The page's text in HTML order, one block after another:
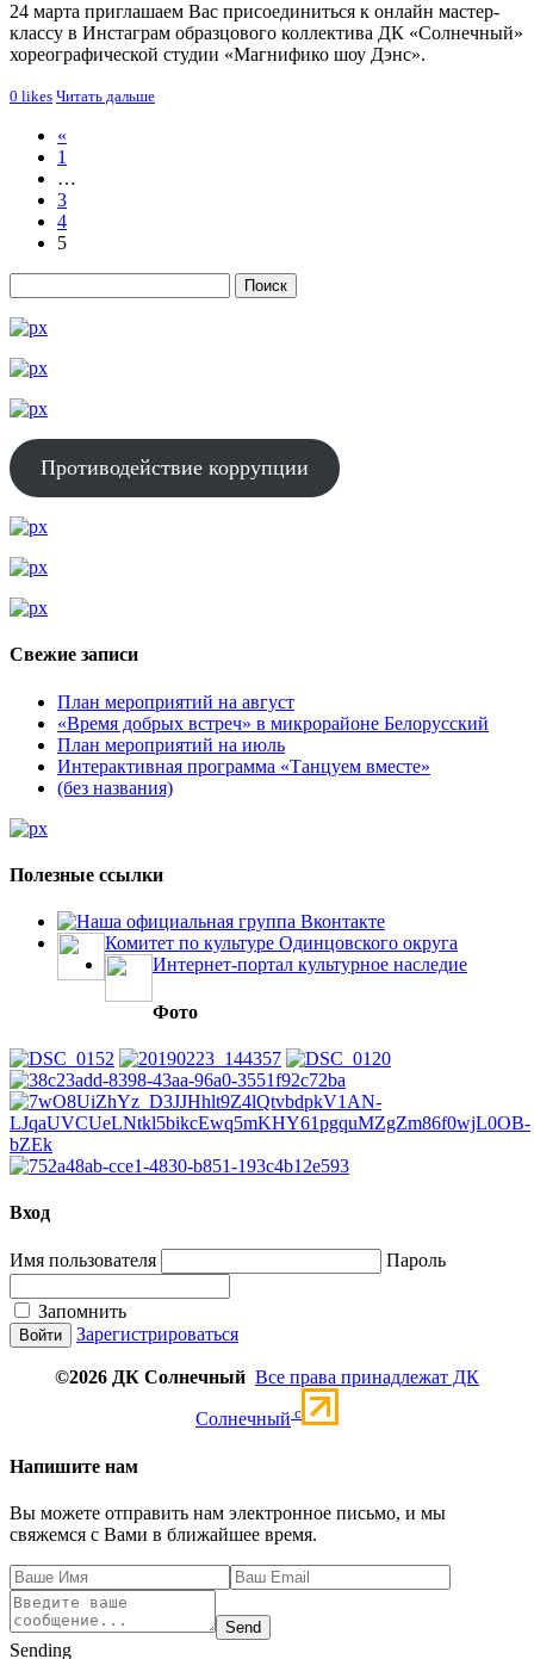
24 марта приглашаем Вас присоединиться к онлайн мастер-
классу в Инстаграм образцового коллектива ДК «Солнечный»
хореографической студии «Магнифико шоу Дэнс».
0 likes Читать дальше
«
1
…
3
4
5
Противодействие коррупции
Свежие записи
План мероприятий на август
«Время добрых встреч» в микрорайоне Белорусский
План мероприятий на июль
Интерактивная программа «Танцуем вместе»
(без названия)
Полезные ссылки
Наша официальная группа Вконтакте
Комитет по культуре Одинцовского округа
Интернет-портал культурное наследие
Фото
Вход
Имя пользователя Пароль
Запомнить
Зарегистрироваться
©2026 ДК Солнечный Все права принадлежат ДК
Солнечный c
Напишите нам
Вы можете отправить нам электронное письмо, и мы
свяжемся с Вами в ближайшее время.
Send
Sending